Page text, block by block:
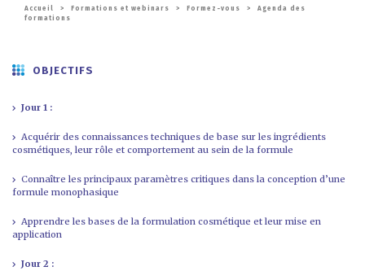
Accueil > Formations et webinars > Formez-vous >
Agenda des
formations
OBJECTIFS
Jour 1 :
Acquérir des connaissances techniques de base sur les ingrédients
cosmétiques, leur rôle et comportement au sein de la formule
Connaître les principaux paramètres critiques dans la conception d’une
formule monophasique
Apprendre les bases de la formulation cosmétique et leur mise en
application
Jour 2 :